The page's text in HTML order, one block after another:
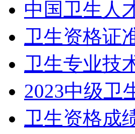
中国卫生人
卫生资格证
卫生专业技
2023中级卫
卫生资格成